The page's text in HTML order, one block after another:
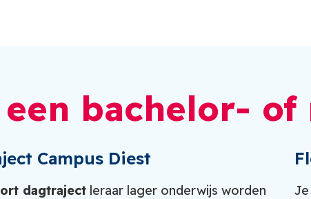
bachelor- of
Campus Diest
dagtraject leraar lager onderwijs worden